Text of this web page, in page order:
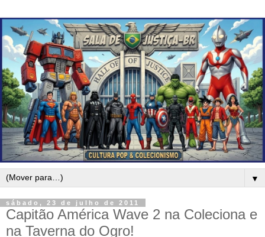
▼
sábado, 23 de julho de 2011
Capitão América Wave 2 na Coleciona e
na Taverna do Ogro!